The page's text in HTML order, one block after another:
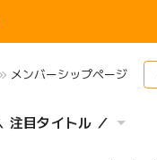
メンバーシップページ
注目タイトル ／